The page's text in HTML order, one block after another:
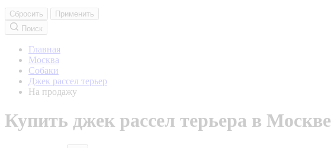
Сбросить
Применить
Поиск
Главная
Москва
Собаки
Джек рассел терьер
На продажу
Купить джек рассел терьера в Москве